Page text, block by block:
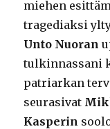
miehen
tragediaksi
Unto Nuoran
tulkinnassani
patriarkan
seurasivat
Kasperin